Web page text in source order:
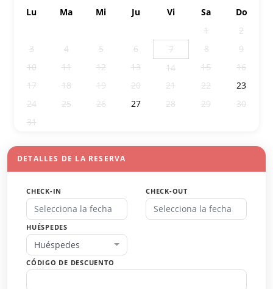
Lu
Ma Mi Ju Vi Sa
Do
1
2
3
4 5 6 7 8
9
10
11 12 13 14 15
16
17
18 19 20 21 22
23
24
25 26 27 28 29
30
31
DETALLES DE LA RESERVA
CHECK-IN CHECK-OUT
HUÉSPEDES
Huéspedes
CÓDIGO DE DESCUENTO